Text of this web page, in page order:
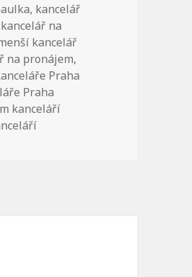
, kancelář
na
kancelář
na pronájem,
Praha
Praha
kanceláří